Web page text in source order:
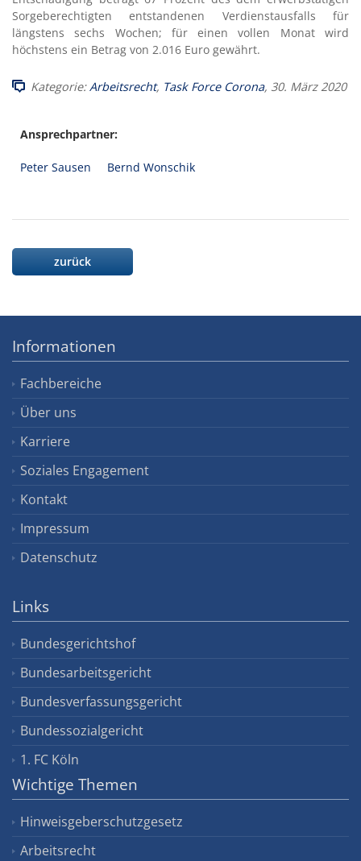
Sorgeberechtigten entstandenen Verdienstausfalls für
längstens sechs Wochen; für einen vollen Monat wird
höchstens ein Betrag von 2.016 Euro gewährt.
Kategorie:Arbeitsrecht, Task Force Corona, 30. März 2020
Ansprechpartner:
Peter Sausen Bernd Wonschik
zurück
Informationen
Fachbereiche
Über uns
Karriere
Soziales Engagement
Kontakt
Impressum
Datenschutz
Links
Bundesgerichtshof
Bundesarbeitsgericht
Bundesverfassungsgericht
Bundessozialgericht
1. FC Köln
Wichtige Themen
Hinweisgeberschutzgesetz
Arbeitsrecht